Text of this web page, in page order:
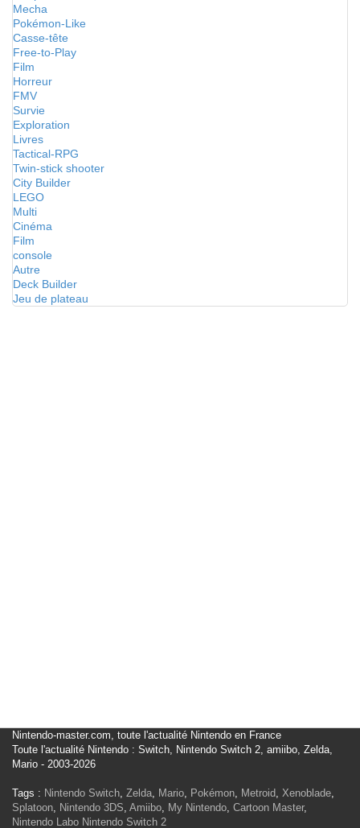
Mecha
Pokémon-Like
Casse-tête
Free-to-Play
Film
Horreur
FMV
Survie
Exploration
Livres
Tactical-RPG
Twin-stick shooter
City Builder
LEGO
Multi
Cinéma
Film
console
Autre
Deck Builder
Jeu de plateau
Nintendo-master.com, toute l'actualité Nintendo en France
Toute l'actualité Nintendo : Switch, Nintendo Switch 2, amiibo, Zelda,
Mario - 2003-2026
Tags : Nintendo Switch, Zelda, Mario, Pokémon, Metroid, Xenoblade,
Splatoon, Nintendo 3DS, Amiibo, My Nintendo, Cartoon Master,
Nintendo Labo Nintendo Switch 2